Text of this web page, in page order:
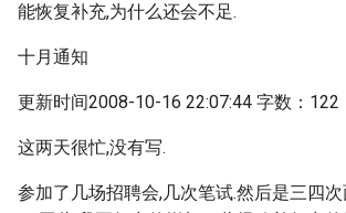
能恢复补充,为什么还会不足.
十月通知
更新时间2008-10-16 22:07:44 字数：122
这两天很忙,没有写.
参加了几场招聘会,几次笔试.然后是三四